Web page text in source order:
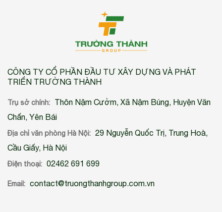
CÔNG TY CỔ PHẦN ĐẦU TƯ XÂY DỰNG VÀ PHÁT
TRIỂN TRƯỜNG THÀNH
Trụ sở chính:
Thôn Nậm Cưởm, Xã Nậm Búng, Huyện Văn
Chấn, Yên Bái
Địa chỉ văn phòng Hà Nội: 29 Nguyễn Quốc Trị, Trung Hoà,
Cầu Giấy, Hà Nội
Điện thoại: 02462 691 699
Email: contact@truongthanhgroup.com.vn